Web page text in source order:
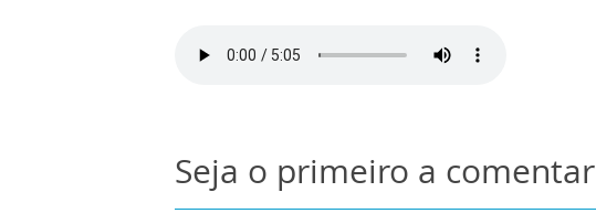
Seja o primeiro a comentar